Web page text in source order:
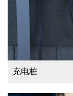
充电桩